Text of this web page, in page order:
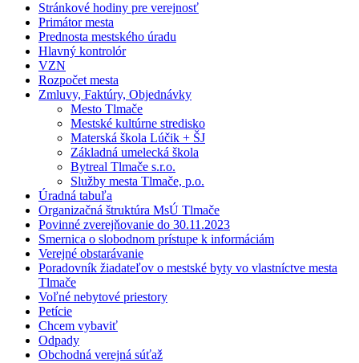
Stránkové hodiny pre verejnosť
Primátor mesta
Prednosta mestského úradu
Hlavný kontrolór
VZN
Rozpočet mesta
Zmluvy, Faktúry, Objednávky
Mesto Tlmače
Mestské kultúrne stredisko
Materská škola Lúčik + ŠJ
Základná umelecká škola
Bytreal Tlmače s.r.o.
Služby mesta Tlmače, p.o.
Úradná tabuľa
Organizačná štruktúra MsÚ Tlmače
Povinné zverejňovanie do 30.11.2023
Smernica o slobodnom prístupe k informáciám
Verejné obstarávanie
Poradovník žiadateľov o mestské byty vo vlastníctve mesta
Tlmače
Voľné nebytové priestory
Petície
Chcem vybaviť
Odpady
Obchodná verejná súťaž